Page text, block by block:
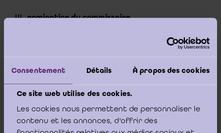
Consentement Détails À propos des cookies
Ce site web utilise des cookies.
Les cookies nous permettent de personnaliser le
contenu et les annonces, d'offrir des
nomination du commissaire
procédure de nomination (3)